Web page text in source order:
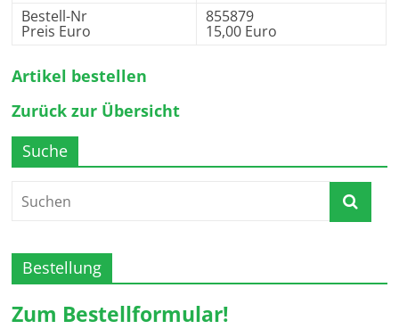
Bestell-Nr
Preis Euro
855879
15,00 Euro
Artikel bestellen
Zurück zur Übersicht
Suche
Bestellung
Zum Bestellformular!